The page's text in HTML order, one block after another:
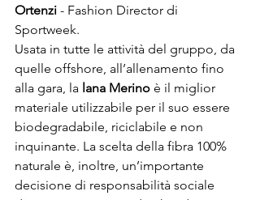
Ortenzi - Fashion Director di
Sportweek.
Usata in tutte le attività del gruppo, da
quelle offshore, all’allenamento fino
alla gara, la lana Merino è il miglior
materiale utilizzabile per il suo essere
biodegradabile, riciclabile e non
inquinante. La scelta della fibra 100%
naturale è, inoltre, un’importante
decisione di responsabilità sociale